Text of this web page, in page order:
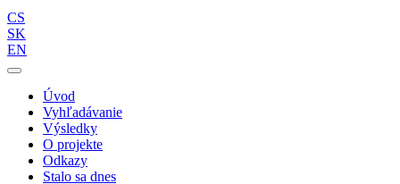
CS
SK
EN
Úvod
Vyhľadávanie
Výsledky
O projekte
Odkazy
Stalo sa dnes